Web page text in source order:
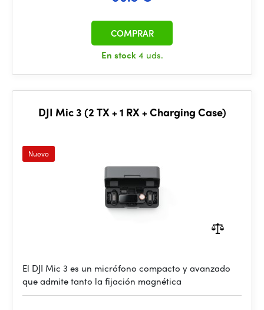
En stock4 uds.
COMPRAR
DJI Mic 3 (2 TX + 1 RX + Charging Case)
Nuevo
El DJI Mic 3 es un micrófono compacto y avanzado
que admite tanto la fijación magnética